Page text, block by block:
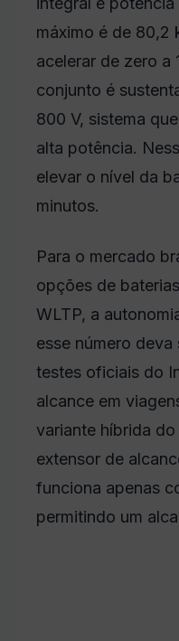
máximo é de 80,2
acelerar de zero a
conjunto é
800 V, sistema
alta potência.
elevar o nível da
minutos.
Para o mercado
opções de
WLTP, a
esse número
testes oficiais do
alcance em
variante híbrida
extensor de
funciona apenas
permitindo um